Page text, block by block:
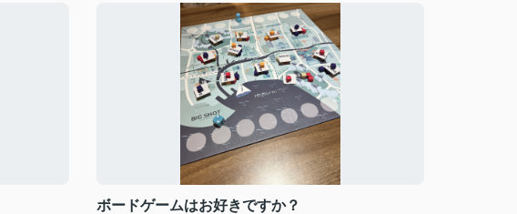
ボードゲームはお好きですか？